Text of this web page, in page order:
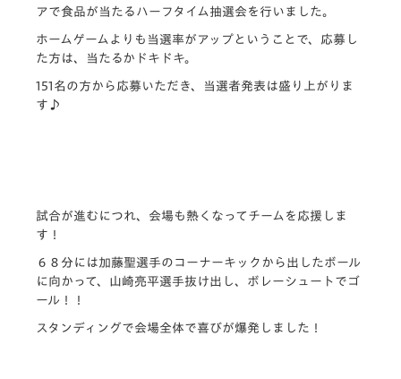
アで食品が当たるハーフタイム抽選会を行いました。
ホームゲームよりも当選率がアップということで、応募し
た方は、当たるかドキドキ。
151名の方から応募いただき、当選者発表は盛り上がりま
す♪
試合が進むにつれ、会場も熱くなってチームを応援しま
す！
６８分には加藤聖選手のコーナーキックから出したボール
に向かって、山崎亮平選手抜け出し、ボレーシュートでゴ
ール！！
スタンディングで会場全体で喜びが爆発しました！